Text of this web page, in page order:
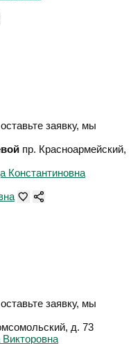
заявку, мы
пр. Красноармейский,
заявку, мы
д. 73